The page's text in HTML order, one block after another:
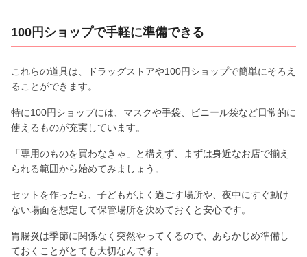
100円ショップで手軽に準備できる
これらの道具は、ドラッグストアや100円ショップで簡単にそろえ
ることができます。
特に100円ショップには、マスクや手袋、ビニール袋など日常的に
使えるものが充実しています。
「専用のものを買わなきゃ」と構えず、まずは身近なお店で揃え
られる範囲から始めてみましょう。
セットを作ったら、子どもがよく過ごす場所や、夜中にすぐ動け
ない場面を想定して保管場所を決めておくと安心です。
胃腸炎は季節に関係なく突然やってくるので、あらかじめ準備し
ておくことがとても大切なんです。